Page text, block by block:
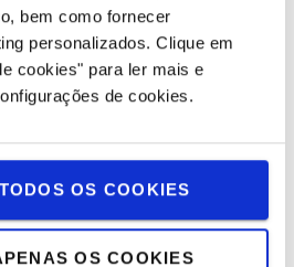
bem como fornecer
personalizados. Clique em
cookies" para ler mais e
de cookies.
OS COOKIES
OS COOKIES